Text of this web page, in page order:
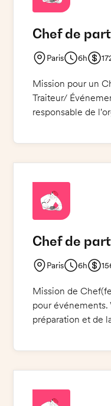
Chef de
Paris 6h
Mission pour un
Traiteur/
responsable de
normes d'hygiène
serez également
stocks et des
personne
Chef de
Paris 6h
Mission de
pour événements.
préparation et de
d'ouvrir
assurer que tous